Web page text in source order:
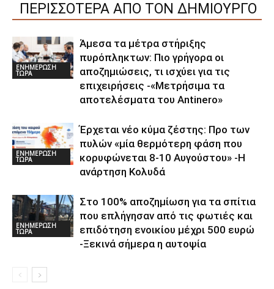
ΠΕΡΙΣΣΟΤΕΡΑ ΑΠΟ ΤΟΝ ΔΗΜΙΟΥΡΓΟ
ΕΝΗΜΕΡΩΣΗ
ΤΩΡΑ
Άμεσα τα μέτρα στήριξης
πυρόπληκτων: Πιο γρήγορα οι
αποζημιώσεις, τι ισχύει για τις
επιχειρήσεις -«Μετρήσιμα τα
αποτελέσματα του Αntinero»
ΕΝΗΜΕΡΩΣΗ
ΤΩΡΑ
Έρχεται νέο κύμα ζέστης: Προ των
πυλών «μία θερμότερη φάση που
κορυφώνεται 8-10 Αυγούστου» -Η
ανάρτηση Κολυδά
ΕΝΗΜΕΡΩΣΗ
ΤΩΡΑ
Στο 100% αποζημίωση για τα σπίτια
που επλήγησαν από τις φωτιές και
επιδότηση ενοικίου μέχρι 500 ευρώ
-Ξεκινά σήμερα η αυτοψία